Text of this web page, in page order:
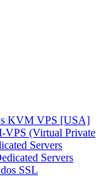
KVM VPS [USA]
(Virtual Private
Servers
Servers
SSL